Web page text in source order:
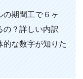
の期間工で６ヶ
の？詳しい内訳
的な数字が知りた